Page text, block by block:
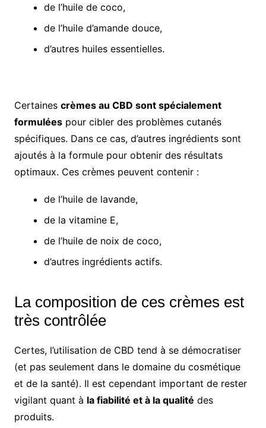
de l’huile de coco,
de l’huile d’amande douce,
d’autres huiles essentielles.
Certaines crèmes au CBD sont spécialement
formuléespour cibler des problèmes cutanés
spécifiques. Dans ce cas, d’autres ingrédients sont
ajoutés à la formule pour obtenir des résultats
optimaux. Ces crèmes peuvent contenir :
de l’huile de lavande,
de la vitamine E,
de l’huile de noix de coco,
d’autres ingrédients actifs.
La composition de ces crèmes est
très contrôlée
Certes, l’utilisation de CBD tend à se démocratiser
(et pas seulement dans le domaine du cosmétique
et de la santé). Il est cependant important de rester
vigilant quant à la fiabilité et à la qualité des
produits.